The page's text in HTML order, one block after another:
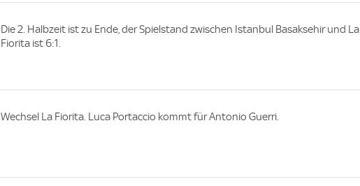
Die 2. Halbzeit ist zu Ende, der Spielstand zwischen Istanbul Basaksehir und La
Fiorita ist 6:1.
Wechsel La Fiorita. Luca Portaccio kommt für Antonio Guerri.